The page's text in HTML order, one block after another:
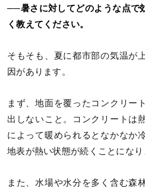
──暑さに対してどのような点で
く教えてください。
そもそも、夏に都市部の気温が
因があります。
まず、地面を覆ったコンクリー
出しないこと。コンクリートは
によって暖められるとなかなか
地表が熱い状態が続くことになり
また、水場や水分を多く含む森